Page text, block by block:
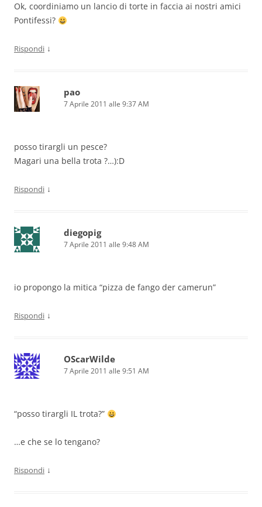
Ok, coordiniamo un lancio di torte in faccia ai nostri amici
Pontifessi?
Rispondi ↓
pao
7 Aprile 2011 alle 9:37 AM
posso tirargli un pesce?
Magari una bella trota ?…):D
Rispondi ↓
diegopig
7 Aprile 2011 alle 9:48 AM
io propongo la mitica “pizza de fango der camerun”
Rispondi ↓
OScarWilde
7 Aprile 2011 alle 9:51 AM
“posso tirargli IL trota?”
…e che se lo tengano?
Rispondi ↓